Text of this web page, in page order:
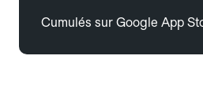
Cumulés sur Google App